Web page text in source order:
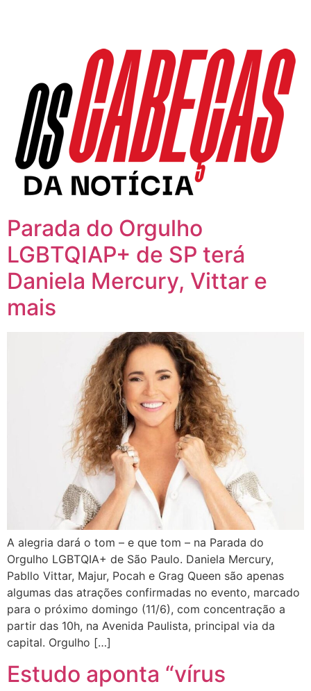
Parada do Orgulho
LGBTQIAP+ de SP terá
Daniela Mercury, Vittar e
mais
A alegria dará o tom – e que tom – na Parada do
Orgulho LGBTQIA+ de São Paulo. Daniela Mercury,
Pabllo Vittar, Majur, Pocah e Grag Queen são apenas
algumas das atrações confirmadas no evento, marcado
para o próximo domingo (11/6), com concentração a
partir das 10h, na Avenida Paulista, principal via da
capital. Orgulho […]
Estudo aponta “vírus